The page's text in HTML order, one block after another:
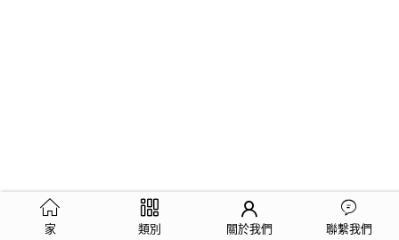
家 類別 關於我們 聯繫我們